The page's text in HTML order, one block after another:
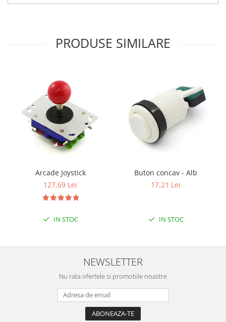
Filament Premium ABS 3 mm
Filamente Speciale
Pentru Incepatori
Kituri incepatori Arduino
Pentru Incepatori
Micro:bit
Junior Robotics
Junior Robotics
Lego Education
STEM Education
Kit Roboti
Puzzle mecanic Ugears
Organizator de chei Wunderkey
Constructor foto Mozabrick &
PRODUSE SIMILARE
Arcade Joystick
127,69 Lei
IN STOC
Buton concav - Alb
17,21 Lei
IN STOC
NEWSLETTER
Nu rata ofertele si promotiile noastre